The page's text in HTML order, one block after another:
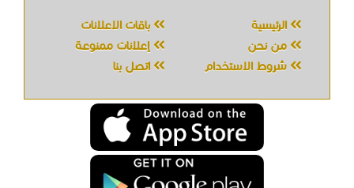
لتقنية المعلومات